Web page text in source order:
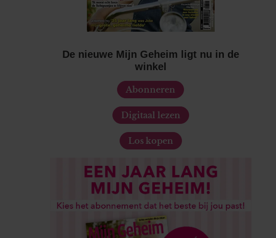
De nieuwe Mijn Geheim ligt nu in de
winkel
Abonneren
Digitaal lezen
Los kopen